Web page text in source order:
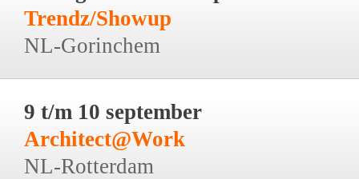
Trendz/Showup
NL-Gorinchem
9 t/m 10 september
Architect@Work
NL-Rotterdam